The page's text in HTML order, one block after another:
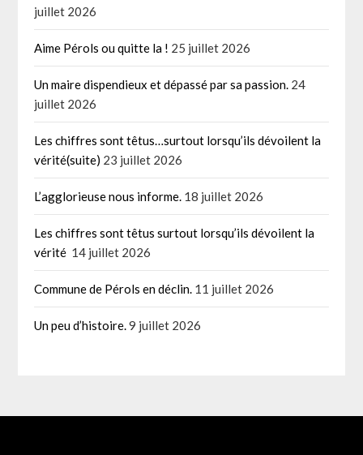
juillet 2026
Aime Pérols ou quitte la ! 25 juillet 2026
Un maire dispendieux et dépassé par sa passion. 24
juillet 2026
Les chiffres sont têtus…surtout lorsqu’ils dévoilent la
vérité(suite) 23 juillet 2026
L’agglorieuse nous informe. 18 juillet 2026
Les chiffres sont têtus surtout lorsqu’ils dévoilent la
vérité 14 juillet 2026
Commune de Pérols en déclin. 11 juillet 2026
Un peu d’histoire.9 juillet 2026